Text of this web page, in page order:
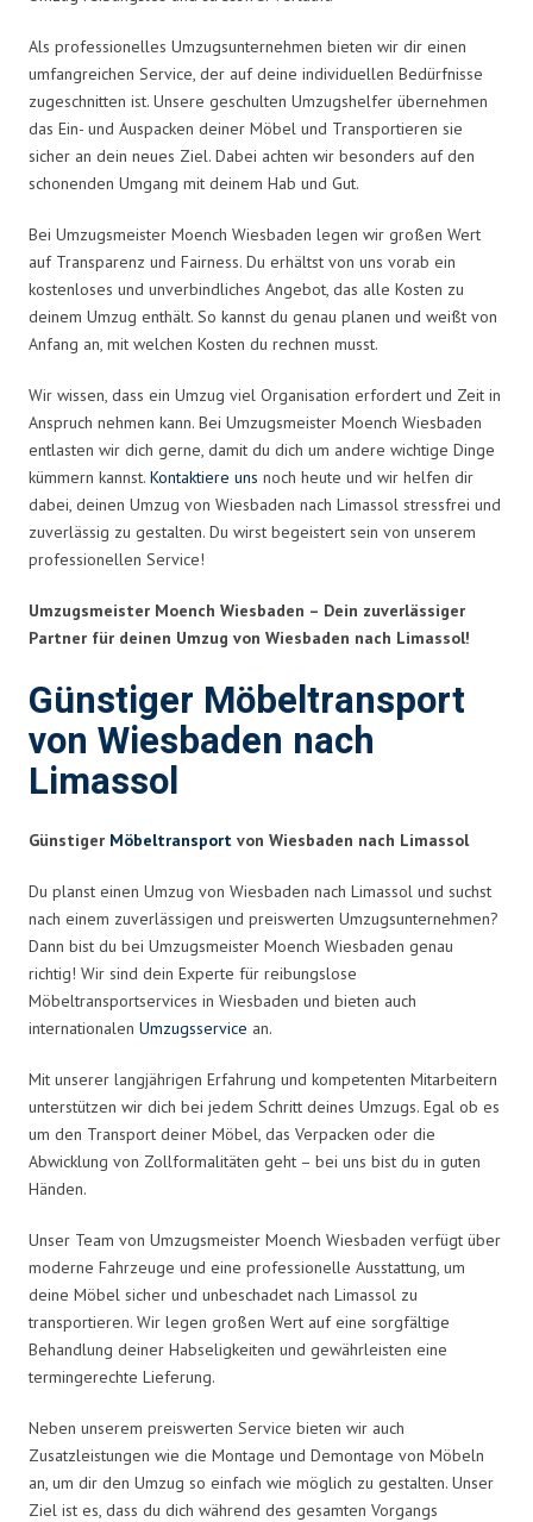
Als professionelles Umzugsunternehmen bieten wir dir einen
umfangreichen Service, der auf deine individuellen Bedürfnisse
zugeschnitten ist. Unsere geschulten Umzugshelfer übernehmen
das Ein- und Auspacken deiner Möbel und Transportieren sie
sicher an dein neues Ziel. Dabei achten wir besonders auf den
schonenden Umgang mit deinem Hab und Gut.
Bei Umzugsmeister Moench Wiesbaden legen wir großen Wert
auf Transparenz und Fairness. Du erhältst von uns vorab ein
kostenloses und unverbindliches Angebot, das alle Kosten zu
deinem Umzug enthält. So kannst du genau planen und weißt von
Anfang an, mit welchen Kosten du rechnen musst.
Wir wissen, dass ein Umzug viel Organisation erfordert und Zeit in
Anspruch nehmen kann. Bei Umzugsmeister Moench Wiesbaden
entlasten wir dich gerne, damit du dich um andere wichtige Dinge
kümmern kannst. Kontaktiere uns noch heute und wir helfen dir
dabei, deinen Umzug von Wiesbaden nach Limassol stressfrei und
zuverlässig zu gestalten. Du wirst begeistert sein von unserem
professionellen Service!
Umzugsmeister Moench Wiesbaden – Dein zuverlässiger
Partner für deinen Umzug von Wiesbaden nach Limassol!
Günstiger Möbeltransport
von Wiesbaden nach
Limassol
Günstiger Möbeltransport von Wiesbaden nach Limassol
Du planst einen Umzug von Wiesbaden nach Limassol und suchst
nach einem zuverlässigen und preiswerten Umzugsunternehmen?
Dann bist du bei Umzugsmeister Moench Wiesbaden genau
richtig! Wir sind dein Experte für reibungslose
Möbeltransportservices in Wiesbaden und bieten auch
internationalen Umzugsservice an.
Mit unserer langjährigen Erfahrung und kompetenten Mitarbeitern
unterstützen wir dich bei jedem Schritt deines Umzugs. Egal ob es
um den Transport deiner Möbel, das Verpacken oder die
Abwicklung von Zollformalitäten geht – bei uns bist du in guten
Händen.
Unser Team von Umzugsmeister Moench Wiesbaden verfügt über
moderne Fahrzeuge und eine professionelle Ausstattung, um
deine Möbel sicher und unbeschadet nach Limassol zu
transportieren. Wir legen großen Wert auf eine sorgfältige
Behandlung deiner Habseligkeiten und gewährleisten eine
termingerechte Lieferung.
Neben unserem preiswerten Service bieten wir auch
Zusatzleistungen wie die Montage und Demontage von Möbeln
an, um dir den Umzug so einfach wie möglich zu gestalten. Unser
Ziel ist es, dass du dich während des gesamten Vorgangs